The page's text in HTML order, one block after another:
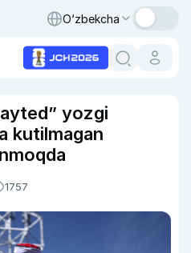
O‘zbekcha
yozgi
kutilmagan
1757